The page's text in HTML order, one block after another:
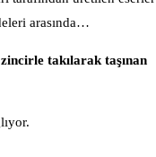
arasında…
takılarak taşınan